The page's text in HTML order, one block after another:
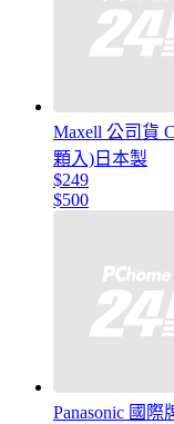
Maxell 公司貨
顆入)日本製
$249
$500
Panasonic 國